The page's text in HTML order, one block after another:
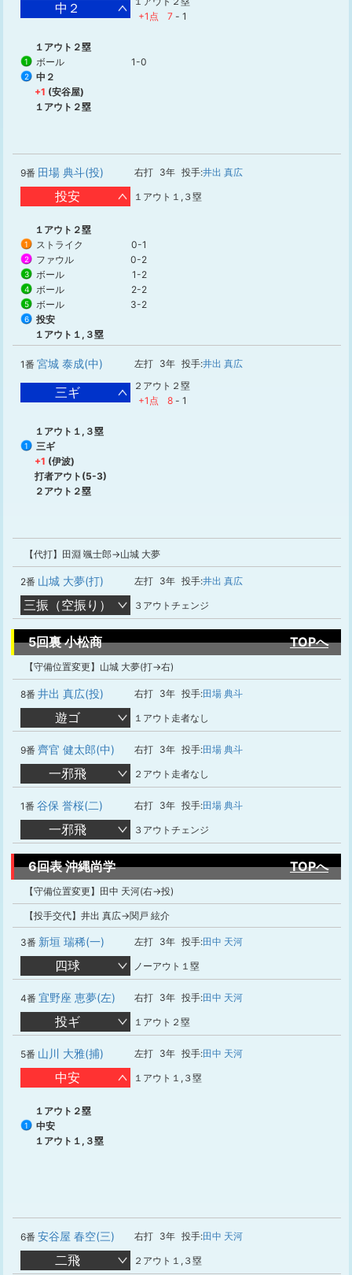
中２
+1点
7 - 1
１アウト２塁
1 ボール 1-0
2
中２
+1 (安谷屋)
１アウト２塁
9番 田場 典斗(投) 右打 3年 投手:井出 真広
投安 １アウト１,３塁
１アウト２塁
1 ストライク 0-1
2 ファウル 0-2
3 ボール 1-2
4 ボール 2-2
5 ボール 3-2
6
投安
１アウト１,３塁
1番 宮城 泰成(中) 左打 3年 投手:井出 真広
三ギ
２アウト２塁
+1点
8 - 1
１アウト１,３塁
1
三ギ
+1 (伊波)
打者アウト(5-3)
２アウト２塁
【代打】田淵 颯士郎→山城 大夢
2番 山城 大夢(打) 左打 3年 投手:井出 真広
三振（空振り） ３アウトチェンジ
5回裏 小松商 TOPへ
【守備位置変更】山城 大夢(打→右)
8番 井出 真広(投) 右打 3年 投手:田場 典斗
遊ゴ １アウト走者なし
9番 齊官 健太郎(中) 右打 3年 投手:田場 典斗
一邪飛 ２アウト走者なし
1番 谷保 誉桜(二) 右打 3年 投手:田場 典斗
一邪飛 ３アウトチェンジ
6回表 沖縄尚学 TOPへ
【守備位置変更】田中 天河(右→投)
【投手交代】井出 真広→関戸 絃介
3番 新垣 瑞稀(一) 左打 3年 投手:田中 天河
四球 ノーアウト１塁
4番 宜野座 恵夢(左) 右打 3年 投手:田中 天河
投ギ １アウト２塁
5番 山川 大雅(捕) 左打 3年 投手:田中 天河
中安 １アウト１,３塁
１アウト２塁
1
中安
１アウト１,３塁
6番 安谷屋 春空(三) 右打 3年 投手:田中 天河
二飛 ２アウト１,３塁